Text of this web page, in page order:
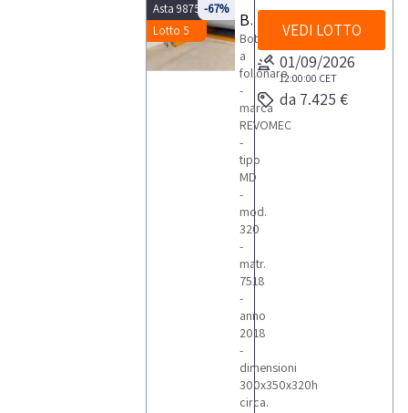
Asta 9875
Lotto 5
-67%
Bottale Revomec
Bottale
a
follonare
-
marca
REVOMEC
-
tipo
MD
-
mod.
320
-
matr.
7518
-
anno
2018
-
dimensioni
300x350x320h
circa.
VEDI LOTTO
01/09/2026
12:00:00 CET
da 7.425 €